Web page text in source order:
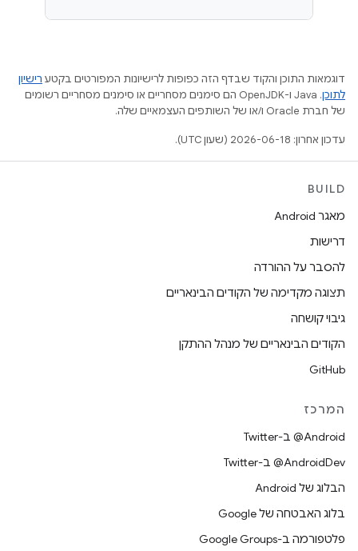
דוגמאות התוכן והקוד שבדף הזה כפופות לרישיונות המפורטים בקטע רישיון
לתוכן
.‏ Java ו-OpenJDK הם סימנים מסחריים או סימנים מסחריים רשומים
של חברת Oracle ו/או של השותפים העצמאיים שלה.
עדכון אחרון: 2026-06-18 (שעון UTC).
BUILD
מאגר Android
דרישות
להסבר על ההורדה
תצוגה מקדימה של הקודים הבינאריים
גיבוי קושחה
הקודים הבינאריים של מנהל ההתקן
GitHub
המרכז
‎@Android ב-Twitter
‎@AndroidDev ב-Twitter
הבלוג של Android
בלוג האבטחה של Google
פלטפורמה ב-Google Groups